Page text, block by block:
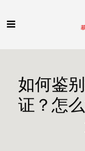
如何鉴
证？怎